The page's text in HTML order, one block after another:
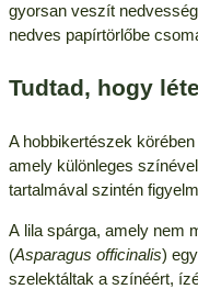
gyorsan veszít
nedves papírtörlőbe
Tudtad, hogy
A hobbikertészek
amely különleges
tartalmával szintén
A lila spárga, amely nem
(Asparagus officinalis)
szelektáltak a színéért,